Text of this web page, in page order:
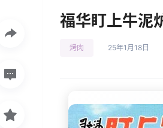
福华盯上牛泥
烤肉 25年1月18日